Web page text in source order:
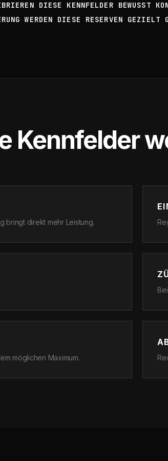
DIESE KENNFELDER BEWUSST
WERDEN DIESE RESERVEN GEZIELT
Kennfelder
bringt direkt mehr Leistung.
möglichen Maximum.